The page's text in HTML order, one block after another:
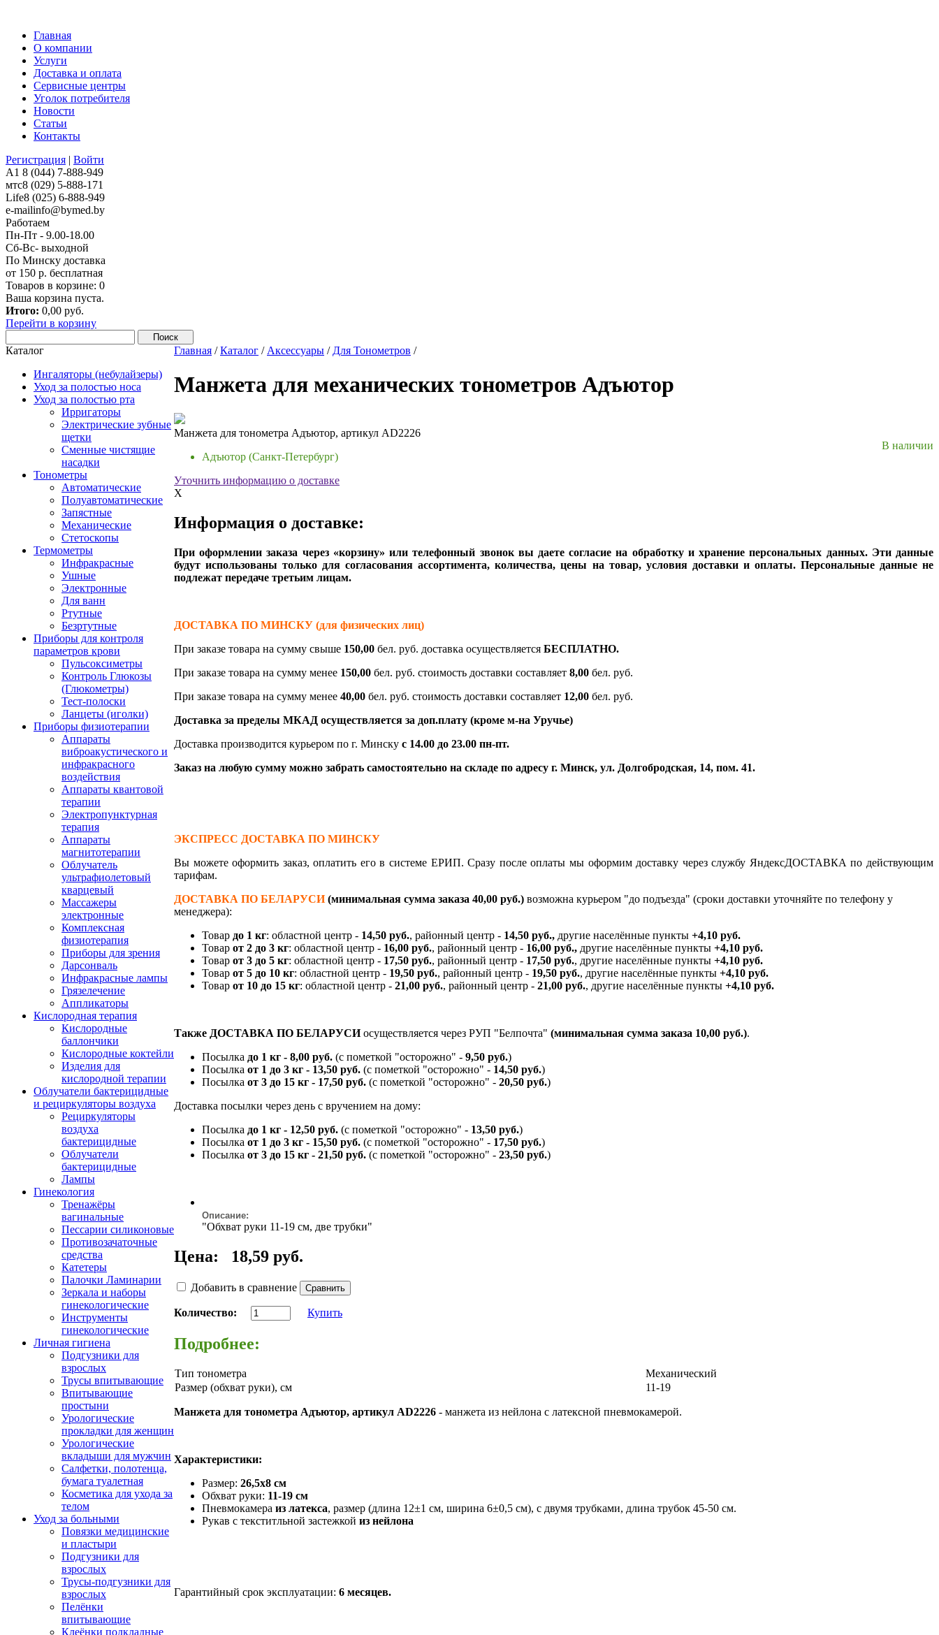
Главная
О компании
Услуги
Доставка и оплата
Сервисные центры
Уголок потребителя
Новости
Статьи
Контакты
Регистрация | Войти
A1 8 (044) 7-888-949
мтс8 (029) 5-888-171
Life8 (025) 6-888-949
e-mailinfo@bymed.by
Работаем
Пн-Пт - 9.00-18.00
Сб-Вс- выходной
По Минску доставка
от 150 р. бесплатная
Товаров в корзине: 0
Ваша корзина пуста.
Итого: 0,00 руб.
Перейти в корзину
Каталог
Ингаляторы (небулайзеры)
Уход за полостью носа
Уход за полостью рта
Ирригаторы
Электрические зубные
щетки
Сменные чистящие
насадки
Тонометры
Автоматические
Полуавтоматические
Запястные
Механические
Стетоскопы
Термометры
Инфракрасные
Ушные
Электронные
Для ванн
Ртутные
Безртутные
Приборы для контроля
параметров крови
Пульсоксиметры
Контроль Глюкозы
(Глюкометры)
Тест-полоски
Ланцеты (иголки)
Приборы физиотерапии
Аппараты
виброакустического и
инфракрасного
воздействия
Аппараты квантовой
терапии
Электропунктурная
терапия
Аппараты
магнитотерапии
Облучатель
ультрафиолетовый
кварцевый
Массажеры
электронные
Комплексная
физиотерапия
Приборы для зрения
Дарсонваль
Инфракрасные лампы
Грязелечение
Аппликаторы
Кислородная терапия
Кислородные
баллончики
Кислородные коктейли
Изделия для
кислородной терапии
Облучатели бактерицидные
и рециркуляторы воздуха
Рециркуляторы
воздуха
бактерицидные
Облучатели
бактерицидные
Лампы
Гинекология
Тренажёры
вагинальные
Пессарии силиконовые
Противозачаточные
средства
Катетеры
Палочки Ламинарии
Зеркала и наборы
гинекологические
Инструменты
гинекологические
Личная гигиена
Подгузники для
взрослых
Трусы впитывающие
Впитывающие
простыни
Урологические
прокладки для женщин
Урологические
вкладыши для мужчин
Салфетки, полотенца,
бумага туалетная
Косметика для ухода за
телом
Уход за больными
Повязки медицинские
и пластыри
Подгузники для
взрослых
Трусы-подгузники для
взрослых
Пелёнки
впитывающие
Клеёнки подкладные
Главная /Каталог / Аксессуары / Для Тонометров /
Манжета для механических тонометров Адъютор
Манжета для тонометра Адъютор, артикул AD2226
В наличии
Адъютор (Санкт-Петербург)
Уточнить информацию о доставке
X
Информация о доставке:
При оформлении заказа через «корзину» или телефонный звонок вы даете согласие на обработку и хранение персональных данных. Эти данные
будут использованы только для согласования ассортимента, количества, цены на товар, условия доставки и оплаты. Персональные данные не
подлежат передаче третьим лицам.
ДОСТАВКА ПО МИНСКУ (для физических лиц)
При заказе товара на сумму свыше 150,00 бел. руб. доставка осуществляется БЕСПЛАТНО.
При заказе товара на сумму менее 150,00 бел. руб. стоимость доставки составляет 8,00 бел. руб.
При заказе товара на сумму менее 40,00 бел. руб. стоимость доставки составляет 12,00 бел. руб.
Доставка за пределы МКАД осуществляется за доп.плату (кроме м-на Уручье)
Доставка производится курьером по г. Минску с 14.00 до 23.00 пн-пт.
Заказ на любую сумму можно забрать самостоятельно на складе по адресу г. Минск, ул. Долгобродская, 14, пом. 41.
ЭКСПРЕСС ДОСТАВКА ПО МИНСКУ
Вы можете оформить заказ, оплатить его в системе ЕРИП. Сразу после оплаты мы оформим доставку через службу ЯндексДОСТАВКА по действующим
тарифам.
ДОСТАВКА ПО БЕЛАРУСИ (минимальная сумма заказа 40,00 руб.) возможна курьером "до подъезда" (сроки доставки уточняйте по телефону у
менеджера):
Товар до 1 кг: областной центр - 14,50 руб., районный центр - 14,50 руб., другие населённые пункты +4,10 руб.
Товар от 2 до 3 кг: областной центр - 16,00 руб., районный центр - 16,00 руб., другие населённые пункты +4,10 руб.
Товар от 3 до 5 кг: областной центр - 17,50 руб., районный центр - 17,50 руб., другие населённые пункты +4,10 руб.
Товар от 5 до 10 кг: областной центр - 19,50 руб., районный центр - 19,50 руб., другие населённые пункты +4,10 руб.
Товар от 10 до 15 кг: областной центр - 21,00 руб., районный центр - 21,00 руб., другие населённые пункты +4,10 руб.
Также ДОСТАВКА ПО БЕЛАРУСИосуществляется через РУП "Белпочта" (минимальная сумма заказа 10,00 руб.).
Посылка до 1 кг - 8,00 руб. (с пометкой "осторожно" - 9,50 руб.)
Посылка от 1 до 3 кг - 13,50 руб. (с пометкой "осторожно" - 14,50 руб.)
Посылка от 3 до 15 кг - 17,50 руб. (с пометкой "осторожно" - 20,50 руб.)
Доставка посылки через день с вручением на дому:
Посылка до 1 кг - 12,50 руб. (с пометкой "осторожно" - 13,50 руб.)
Посылка от 1 до 3 кг - 15,50 руб. (с пометкой "осторожно" - 17,50 руб.)
Посылка от 3 до 15 кг - 21,50 руб. (с пометкой "осторожно" - 23,50 руб.)
Описание:
"Обхват руки 11-19 см, две трубки"
Цена: 18,59 руб.
Добавить в сравнение
Количество: Купить
Подробнее:
Тип тонометра
Механический
Размер (обхват руки), см
11-19
Манжета для тонометра Адъютор, артикул AD2226 - манжета из нейлона с латексной пневмокамерой.
Характеристики:
Размер: 26,5х8 см
Обхват руки: 11-19 см
Пневмокамера из латекса, размер (длина 12±1 см, ширина 6±0,5 см), с двумя трубками, длина трубок 45-50 см.
Рукав с текститльной застежкой из нейлона
Гарантийный срок эксплуатации: 6 месяцев.